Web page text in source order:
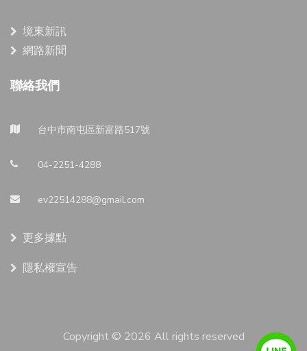
境東新訊
網路新聞
聯絡我們
台中市南屯區新富路517號
04-2251-4288
ev22514288@gmail.com
更多據點
隱私權宣告
Copyright © 2026 All rights reserved